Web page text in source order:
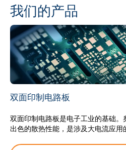
供应商
招贤纳士
新闻中心
活动
我们的产品
双面印制电路板
双面印制电路板是电子工业的基础
出色的散热性能，是涉及大电流应用